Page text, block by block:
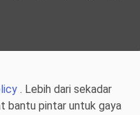
. Lebih dari sekadar
bantu pintar untuk gaya